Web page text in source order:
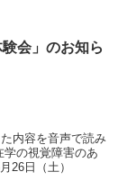
験会」のお知ら
内容を音声で読み
の視覚障害のあ
26日（土）